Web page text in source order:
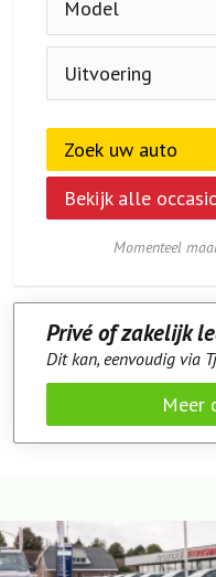
Zoek uw auto
Bekijk alle
Momenteel
Dit kan, eenvoudig via
Meer